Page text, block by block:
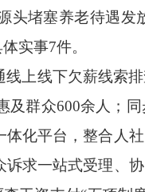
头堵塞养老待遇
实事7件。
线上线下欠薪线索
及群众600余人；
化平台，整合人
求一站式受理、